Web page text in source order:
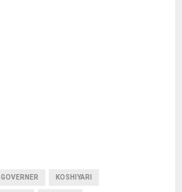
GOVERNER KOSHIYARI